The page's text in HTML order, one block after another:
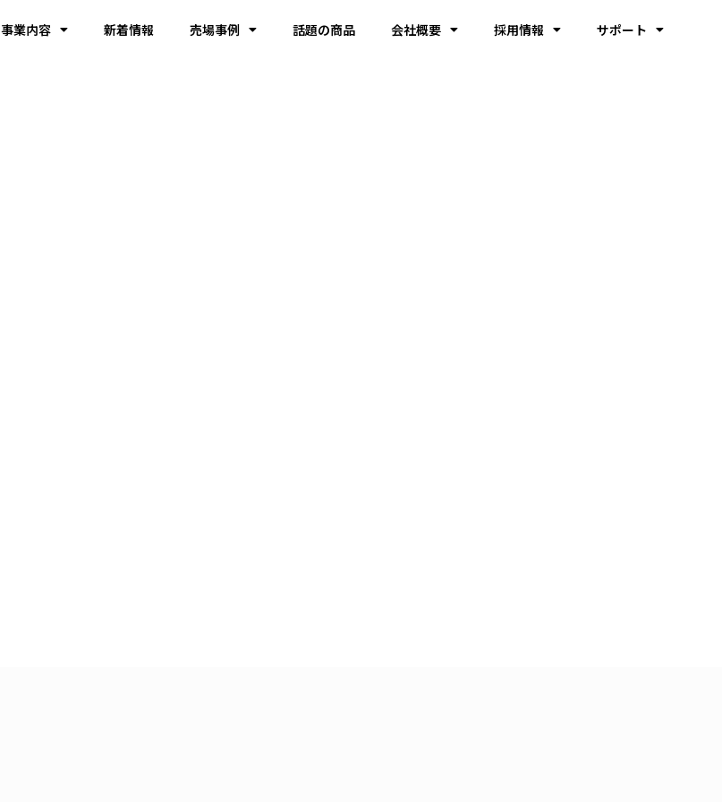
事業内容 新着情報 売場事例 話題の商品 会社概要 採用情報 サポート